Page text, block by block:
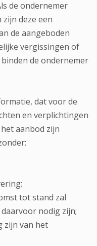
de ondernemer
deze een
de aangeboden
vergissingen of
de ondernemer
dat voor de
en verplichtingen
aanbod zijn
tot stand zal
nodig zijn;
zijn van het